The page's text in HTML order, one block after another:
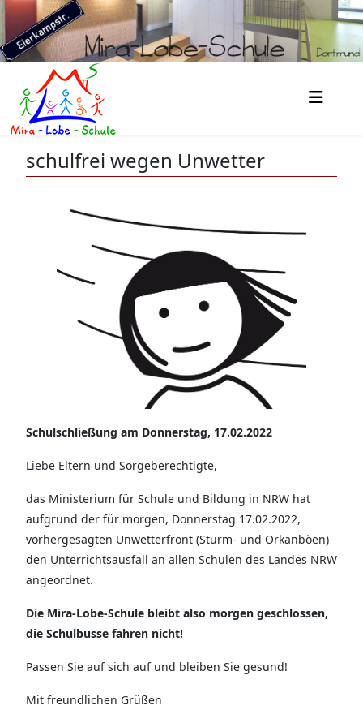
schulfrei wegen Unwetter
Schulschließung am Donnerstag, 17.02.2022
Liebe Eltern und Sorgeberechtigte,
das Ministerium für Schule und Bildung in NRW hat
aufgrund der für morgen, Donnerstag 17.02.2022,
vorhergesagten Unwetterfront (Sturm- und Orkanböen)
den Unterrichtsausfall an allen Schulen des Landes NRW
angeordnet.
Die Mira-Lobe-Schule bleibt also morgen geschlossen,
die Schulbusse fahren nicht!
Passen Sie auf sich auf und bleiben Sie gesund!
Mit freundlichen Grüßen